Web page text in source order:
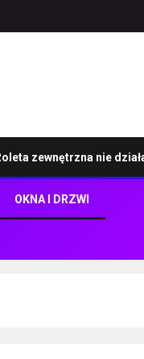
nie działa
OKNA I DRZWI